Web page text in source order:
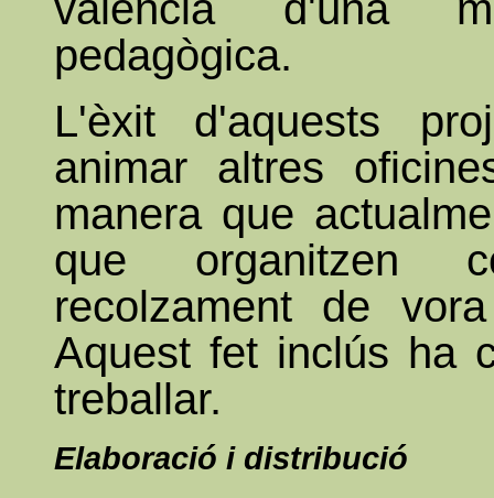
pedagògica.
L'èxit d'aquests
animar altres
manera que
que organitzen
recolzament de
Aquest fet inclús ha
treballar.
Elaboració i distribució